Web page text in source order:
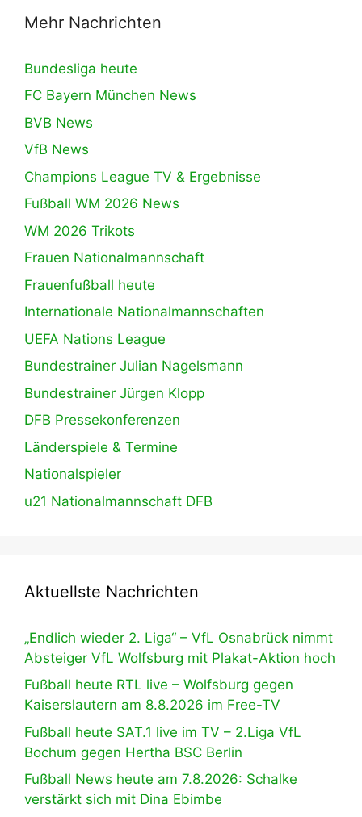
Mehr Nachrichten
Bundesliga heute
FC Bayern München News
BVB News
VfB News
Champions League TV & Ergebnisse
Fußball WM 2026 News
WM 2026 Trikots
Frauen Nationalmannschaft
Frauenfußball heute
Internationale Nationalmannschaften
UEFA Nations League
Bundestrainer Julian Nagelsmann
Bundestrainer Jürgen Klopp
DFB Pressekonferenzen
Länderspiele & Termine
Nationalspieler
u21 Nationalmannschaft DFB
Aktuellste Nachrichten
„Endlich wieder 2. Liga“ – VfL Osnabrück nimmt
Absteiger VfL Wolfsburg mit Plakat-Aktion hoch
Fußball heute RTL live – Wolfsburg gegen
Kaiserslautern am 8.8.2026 im Free-TV
Fußball heute SAT.1 live im TV – 2.Liga VfL
Bochum gegen Hertha BSC Berlin
Fußball News heute am 7.8.2026: Schalke
verstärkt sich mit Dina Ebimbe